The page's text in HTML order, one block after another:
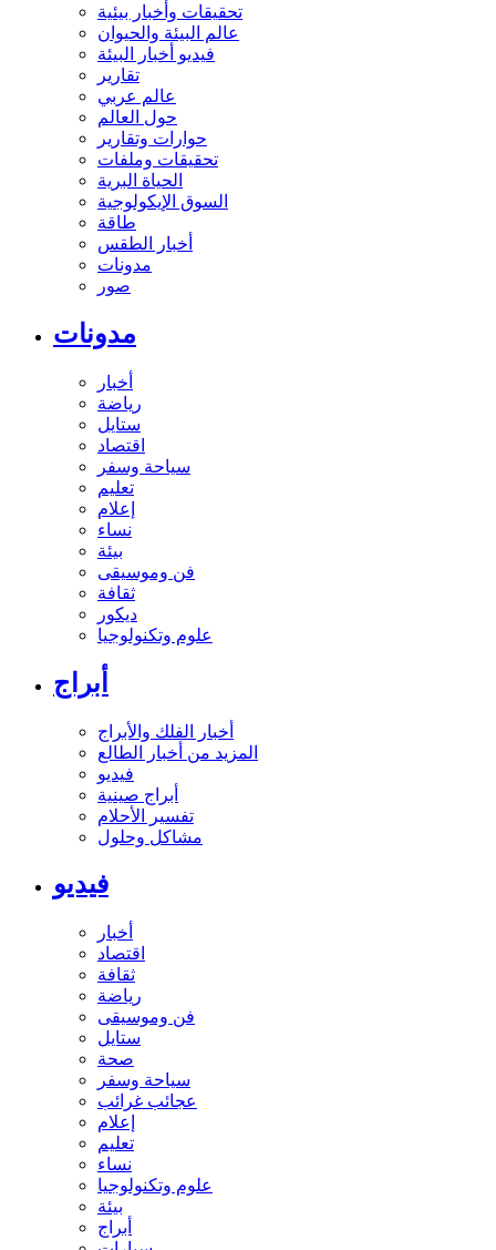
تحقيقات وأخبار بيئية
عالم البيئة والحيوان
فيديو أخبار البيئة
تقارير
عالم عربي
حول العالم
حوارات وتقارير
تحقيقات وملفات
الحياة البرية
السوق الإيكولوجية
طاقة
أخبار الطقس
مدونات
صور
مدونات
أخبار
رياضة
ستايل
اقتصاد
سياحة وسفر
تعليم
إعلام
نساء
بيئة
فن وموسيقى
ثقافة
ديكور
علوم وتكنولوجيا
أبراج
أخبار الفلك والأبراج
المزيد من أخبار الطالع
فيديو
أبراج صينية
تفسير الأحلام
مشاكل وحلول
فيديو
أخبار
اقتصاد
ثقافة
رياضة
فن وموسيقى
ستايل
صحة
سياحة وسفر
عجائب غرائب
إعلام
تعليم
نساء
علوم وتكنولوجيا
بيئة
أبراج